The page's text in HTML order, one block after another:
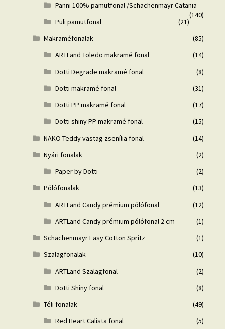
Panni 100% pamutfonal /Schachenmayr Catania
(140)
Puli pamutfonal
(21)
Makraméfonalak
(85)
ARTLand Toledo makramé fonal
(14)
Dotti Degrade makramé fonal
(8)
Dotti makramé fonal
(31)
Dotti PP makramé fonal
(17)
Dotti shiny PP makramé fonal
(15)
NAKO Teddy vastag zsenília fonal
(14)
Nyári fonalak
(2)
Paper by Dotti
(2)
Pólófonalak
(13)
ARTLand Candy prémium pólófonal
(12)
ARTLand Candy prémium pólófonal 2 cm
(1)
Schachenmayr Easy Cotton Spritz
(1)
Szalagfonalak
(10)
ARTLand Szalagfonal
(2)
Dotti Shiny fonal
(8)
Téli fonalak
(49)
Red Heart Calista fonal
(5)